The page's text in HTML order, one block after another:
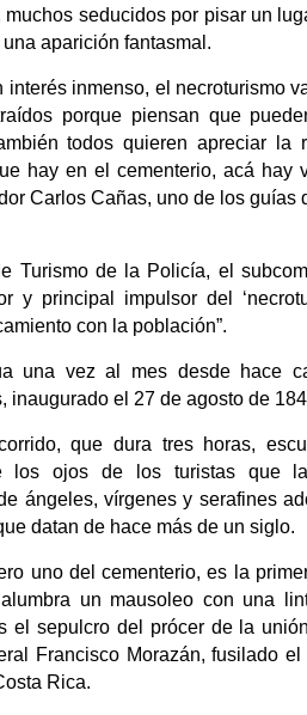
seducidos por pisar un
aparición fantasmal.
interés inmenso, el necroturismo
porque piensan que
todos quieren apreciar la
hay en el cementerio, acá hay
Carlos Cañas, uno de los guías
Turismo de la Policía, el
y principal impulsor del
con la población”.
una vez al mes desde hace
inaugurado el 27 de agosto de
que dura tres horas,
los ojos de los turistas que
ángeles, vírgenes y serafines
datan de hace más de un siglo.
uno del cementerio, es la
un mausoleo con una
el sepulcro del prócer de la
Francisco Morazán, fusilado
Rica.